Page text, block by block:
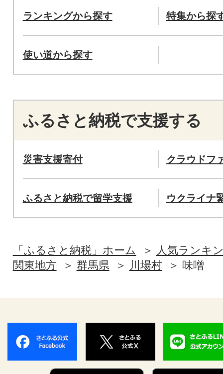
ランキングから探す 特集から探
使い道から探す
ふるさと納税で支援する
災害支援寄付 クラウドフ
ふるさと納税で留学支援 ウクライナ
「ふるさと納税」ホーム
人気ランキ
関東地方
群馬県 川場村 味噌